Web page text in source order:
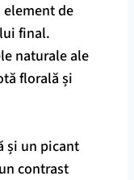
de
final.
naturale ale
florală și
și un picant
contrast